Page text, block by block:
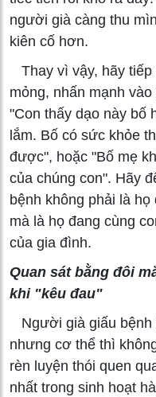
người già càng thu
kiên cố hơn.
Thay vì vậy, hãy
mỏng, nhấn mạnh
"Con thấy dạo này bố
lắm. Bố có sức khỏe
được", hoặc "Bố mẹ
của chúng con". Hãy
bệnh không phải là
mà là họ đang cùng
của gia đình.
Quan sát bằng đôi
khi "kêu đau"
Người già giấu bệnh
nhưng cơ thể thì
rèn luyện thói quen
nhất trong sinh hoạt